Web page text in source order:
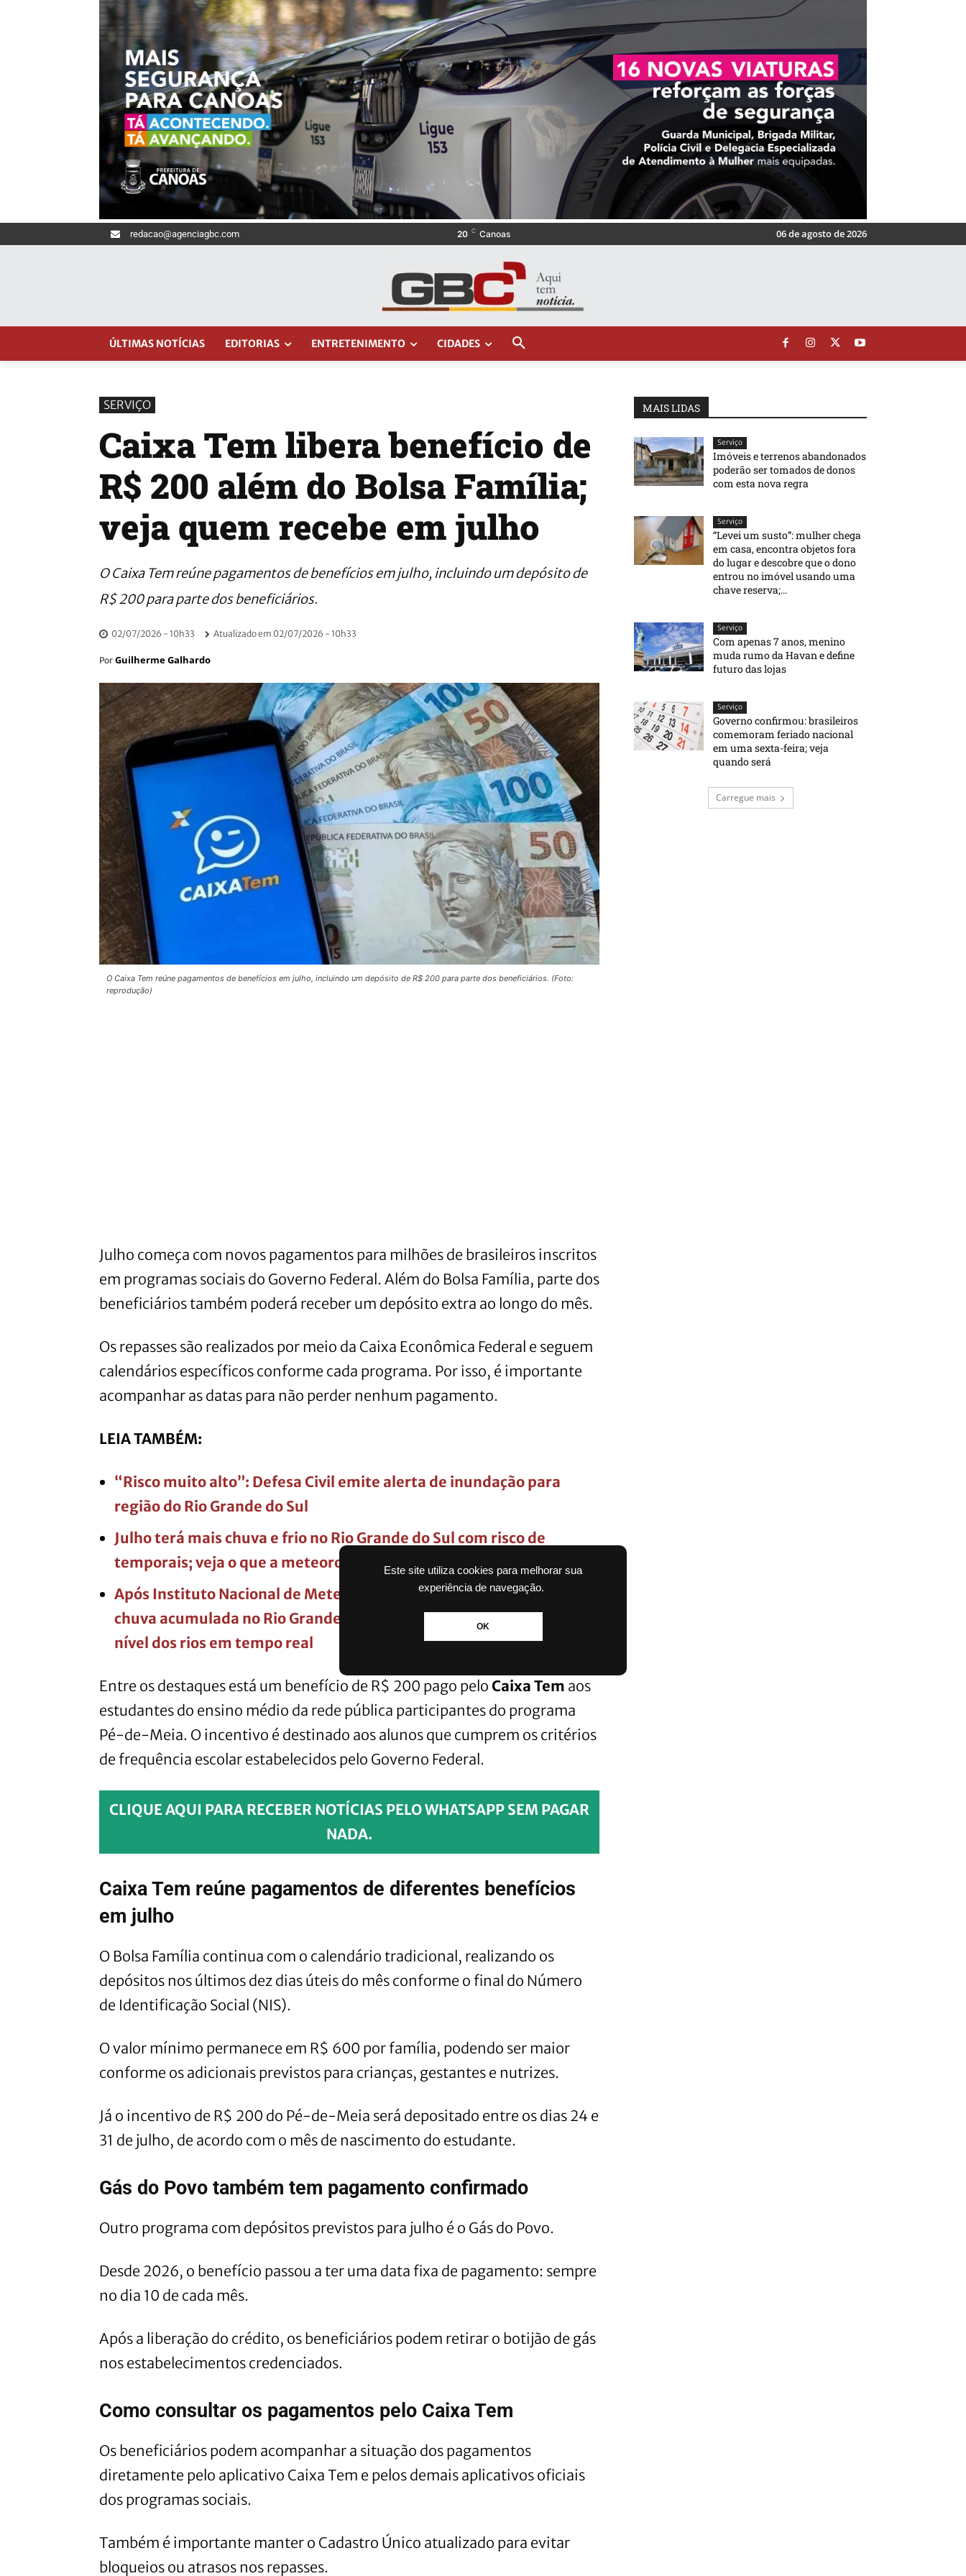
Este site utiliza cookies para melhorar sua
experiência de navegação.
OK
redacao@agenciagbc.com 20 C Canoas 06 de agosto de 2026
ÚLTIMAS NOTÍCIAS EDITORIAS ENTRETENIMENTO CIDADES
SERVIÇO
Caixa Tem libera benefício de
R$ 200 além do Bolsa Família;
veja quem recebe em julho
O Caixa Tem reúne pagamentos de benefícios em julho, incluindo um depósito de
R$ 200 para parte dos beneficiários.
02/07/2026 - 10h33 Atualizado em 02/07/2026 - 10h33
Por Guilherme Galhardo
O Caixa Tem reúne pagamentos de benefícios em julho, incluindo um depósito de R$ 200 para parte dos beneficiários. (Foto:
reprodução)
Julho começa com novos pagamentos para milhões de brasileiros inscritos
em programas sociais do Governo Federal. Além do Bolsa Família, parte dos
beneficiários também poderá receber um depósito extra ao longo do mês.
Os repasses são realizados por meio da Caixa Econômica Federal e seguem
calendários específicos conforme cada programa. Por isso, é importante
acompanhar as datas para não perder nenhum pagamento.
LEIA TAMBÉM:
“Risco muito alto”: Defesa Civil emite alerta de inundação para
região do Rio Grande do Sul
Julho terá mais chuva e frio no Rio Grande do Sul com risco de
temporais; veja o que a meteorologia prevê para o mês
Após Instituto Nacional de Meteorologia emitir alerta vermelho de
chuva acumulada no Rio Grande do Sul, saiba como acompanhar o
nível dos rios em tempo real
Entre os destaques está um benefício de R$ 200 pago pelo Caixa Tem aos
estudantes do ensino médio da rede pública participantes do programa
Pé-de-Meia. O incentivo é destinado aos alunos que cumprem os critérios
de frequência escolar estabelecidos pelo Governo Federal.
CLIQUE AQUI PARA RECEBER NOTÍCIAS PELO WHATSAPP SEM PAGAR
NADA.
Caixa Tem reúne pagamentos de diferentes benefícios
em julho
O Bolsa Família continua com o calendário tradicional, realizando os
depósitos nos últimos dez dias úteis do mês conforme o final do Número
de Identificação Social (NIS).
O valor mínimo permanece em R$ 600 por família, podendo ser maior
conforme os adicionais previstos para crianças, gestantes e nutrizes.
Já o incentivo de R$ 200 do Pé-de-Meia será depositado entre os dias 24 e
31 de julho, de acordo com o mês de nascimento do estudante.
Gás do Povo também tem pagamento confirmado
Outro programa com depósitos previstos para julho é o Gás do Povo.
Desde 2026, o benefício passou a ter uma data fixa de pagamento: sempre
no dia 10 de cada mês.
Após a liberação do crédito, os beneficiários podem retirar o botijão de gás
nos estabelecimentos credenciados.
Como consultar os pagamentos pelo Caixa Tem
Os beneficiários podem acompanhar a situação dos pagamentos
diretamente pelo aplicativo Caixa Tem e pelos demais aplicativos oficiais
dos programas sociais.
Também é importante manter o Cadastro Único atualizado para evitar
bloqueios ou atrasos nos repasses.
MAIS LIDAS
Serviço
Imóveis e terrenos abandonados
poderão ser tomados de donos
com esta nova regra
Serviço
“Levei um susto”: mulher chega
em casa, encontra objetos fora
do lugar e descobre que o dono
entrou no imóvel usando uma
chave reserva;...
Serviço
Com apenas 7 anos, menino
muda rumo da Havan e define
futuro das lojas
Serviço
Governo confirmou: brasileiros
comemoram feriado nacional
em uma sexta-feira; veja
quando será
Carregue mais